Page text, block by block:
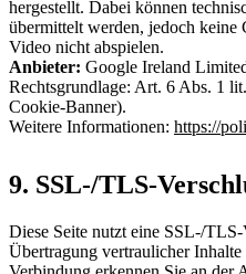
hergestellt. Dabei können
übermittelt werden, jedoch keine
Video nicht abspielen.
Anbieter: Google Ireland
Rechtsgrundlage: Art. 6 Abs. 1
Cookie-Banner).
Weitere Informationen: https://
9. SSL-/TLS-
Diese Seite nutzt eine SSL-/
Übertragung vertraulicher